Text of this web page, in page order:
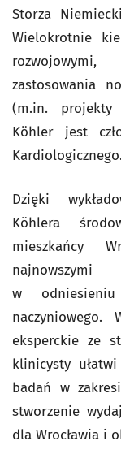
Storza
Wielokrotnie
zastosowania
(m.in. projekty
Köhler jest
Kardiologicznego.
Dzięki
Köhlera
mieszkańcy
najnowszymi
w
naczyniowego.
eksperckie ze
klinicysty
badań w
stworzenie
dla Wrocławia i